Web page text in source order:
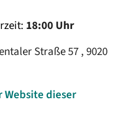
18:00 Uhr
Straße 57 , 9020
Website dieser